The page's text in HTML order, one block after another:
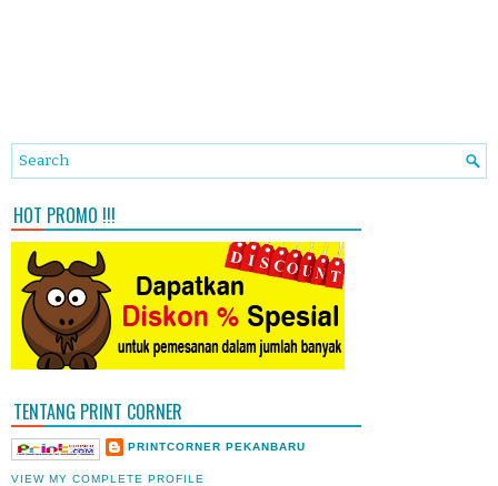
HOT PROMO !!!
TENTANG PRINT CORNER
PRINTCORNER PEKANBARU
VIEW MY COMPLETE PROFILE